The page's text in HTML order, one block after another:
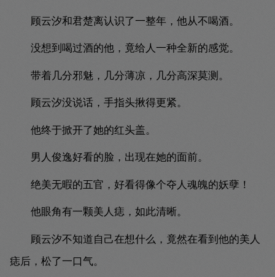
顾云汐和君楚离认识了一整年，他从不喝酒。
没想到喝过酒的他，竟给人一种全新的感觉。
带着几分邪魅，几分薄凉，几分高深莫测。
顾云汐没说话，手指头揪得更紧。
他终于掀开了她的红头盖。
男人俊逸好看的脸，出现在她的面前。
绝美无暇的五官，好看得像个夺人魂魄的妖孽！
他眼角有一颗美人痣，如此清晰。
顾云汐不知道自己在想什么，竟然在看到他的美人
痣后，松了一口气。